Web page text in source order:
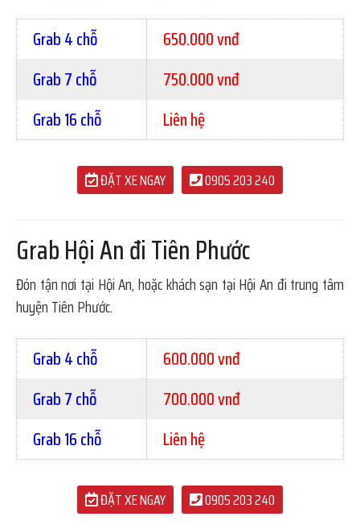
Grab 4 chỗ
650.000 vnđ
Grab 7 chỗ
750.000 vnđ
Grab 16 chỗ
Liên hệ
ĐẶT XE NGAY 0905 203 240
Grab Hội An đi Tiên Phước
Đón tận nơi tại Hội An, hoặc khách sạn tại Hội An đi trung tâm
huyện Tiên Phước.
Grab 4 chỗ
600.000 vnđ
Grab 7 chỗ
700.000 vnđ
Grab 16 chỗ
Liên hệ
ĐẶT XE NGAY 0905 203 240